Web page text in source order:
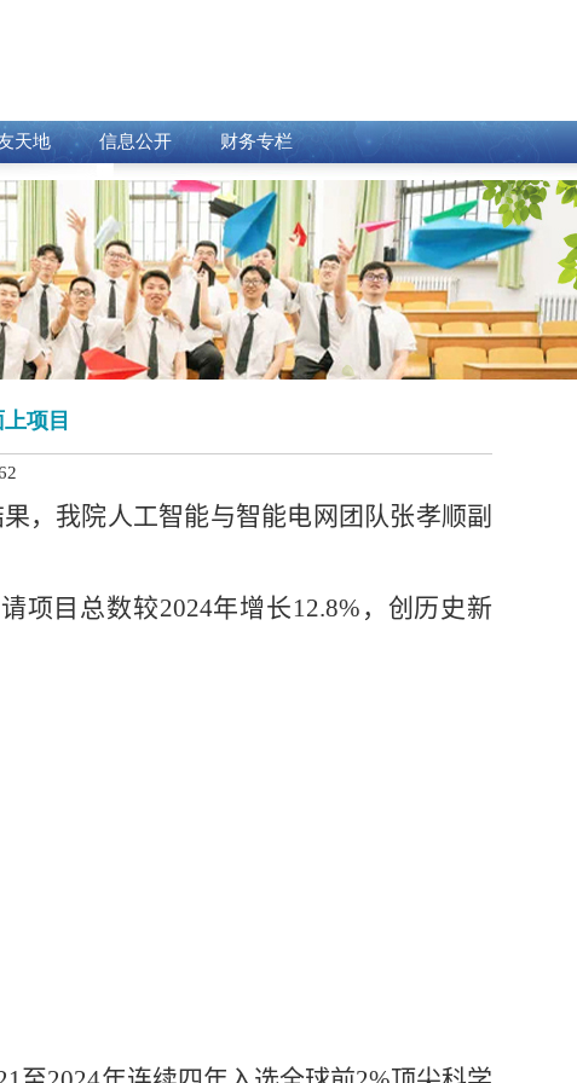
天地 信息公开 财务专栏
项目‌
，我院人工智能与智能电网团队张孝顺副
项目总数较2024年增长12.8% ，创历史新